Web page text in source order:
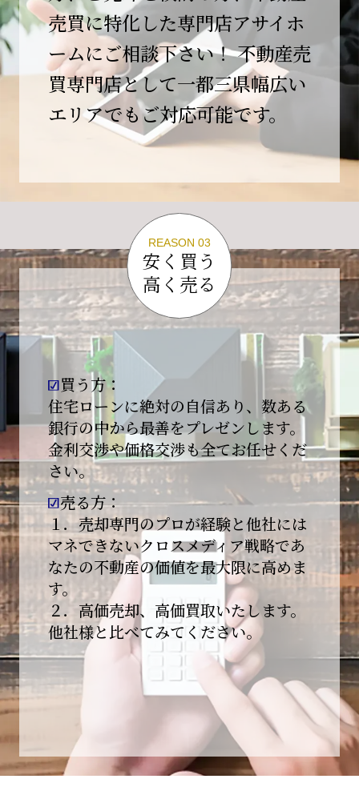
この節目を無事に迎えることができましたの
は、日頃よりご愛顧いただいているお客様、お
力添えをいただいている取引先の皆様、そして
支えてくださったすべての関係者の皆様のおか
げであり、心より深く感謝申し上げます。
10年という年月の中で、多くのご縁と学びをい
ただき、今日の当社があります。
しかしながら、10周年は通過点にすぎません。
る企業へと成長してまいります。
変化の激しい時代だからこそ、初心を忘れず、
挑戦を続け、社会に必要とされる存在であり続
けることをお約束いたします。
今後とも変わらぬご支援、ご指導を賜りますよ
う、何卒よろしくお願い申し上げます。
2026-01-09
【新年あけましておめでとうございます】
本日より始業いたしました。
昨年は多くのご縁とご支援をいただき、心より
感謝申し上げます。
本年も地域に根ざし、誠実な仕事を積み重ねて
参ります。
引き続きどうぞよろしくお願いいたします。
2025-12-20
【年末年始休業のお知らせ】
平素は格別のご愛顧を賜り、誠にありがとうご
下記期間を年末年始休業とさせて頂きます。
2025年12月25日(木)～2026年1月8日(木)
売買に特化した専門店アサイホ
ームにご相談下さい！ 不動産売
買専門店として一都三県幅広い
エリアでもご対応可能です。
REASON 03
安く買う
高く売る
買う方：
住宅ローンに絶対の自信あり、数ある
銀行の中から最善をプレゼンします。
金利交渉や価格交渉も全てお任せくだ
さい。
売る方：
１．売却専門のプロが経験と他社には
マネできないクロスメディア戦略であ
なたの不動産の価値を最大限に高めま
す。
２．高価売却、高価買取いたします。
他社様と比べてみてください。